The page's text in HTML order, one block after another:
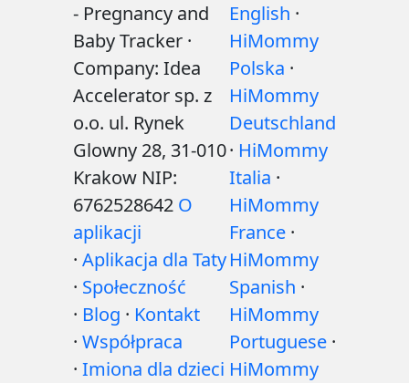
- Pregnancy and
Baby Tracker ·
Company: Idea
Accelerator sp. z
o.o. ul. Rynek
Glowny 28, 31-010
Krakow NIP:
6762528642 O
aplikacji
· Aplikacja dla Taty
· Społeczność
· Blog · Kontakt
· Współpraca
· Imiona dla dzieci
English ·
HiMommy
Polska ·
HiMommy
Deutschland
· HiMommy
Italia ·
HiMommy
France ·
HiMommy
Spanish ·
HiMommy
Portuguese ·
HiMommy